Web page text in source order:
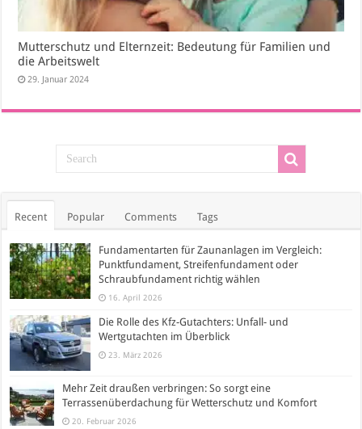
Mutterschutz und Elternzeit: Bedeutung für Familien und
die Arbeitswelt
29. Januar 2024
Recent Popular Comments Tags
Fundamentarten für Zaunanlagen im Vergleich:
Punktfundament, Streifenfundament oder
Schraubfundament richtig wählen
16. April 2026
Die Rolle des Kfz-Gutachters: Unfall- und
Wertgutachten im Überblick
23. März 2026
Mehr Zeit draußen verbringen: So sorgt eine
Terrassenüberdachung für Wetterschutz und Komfort
20. Februar 2026